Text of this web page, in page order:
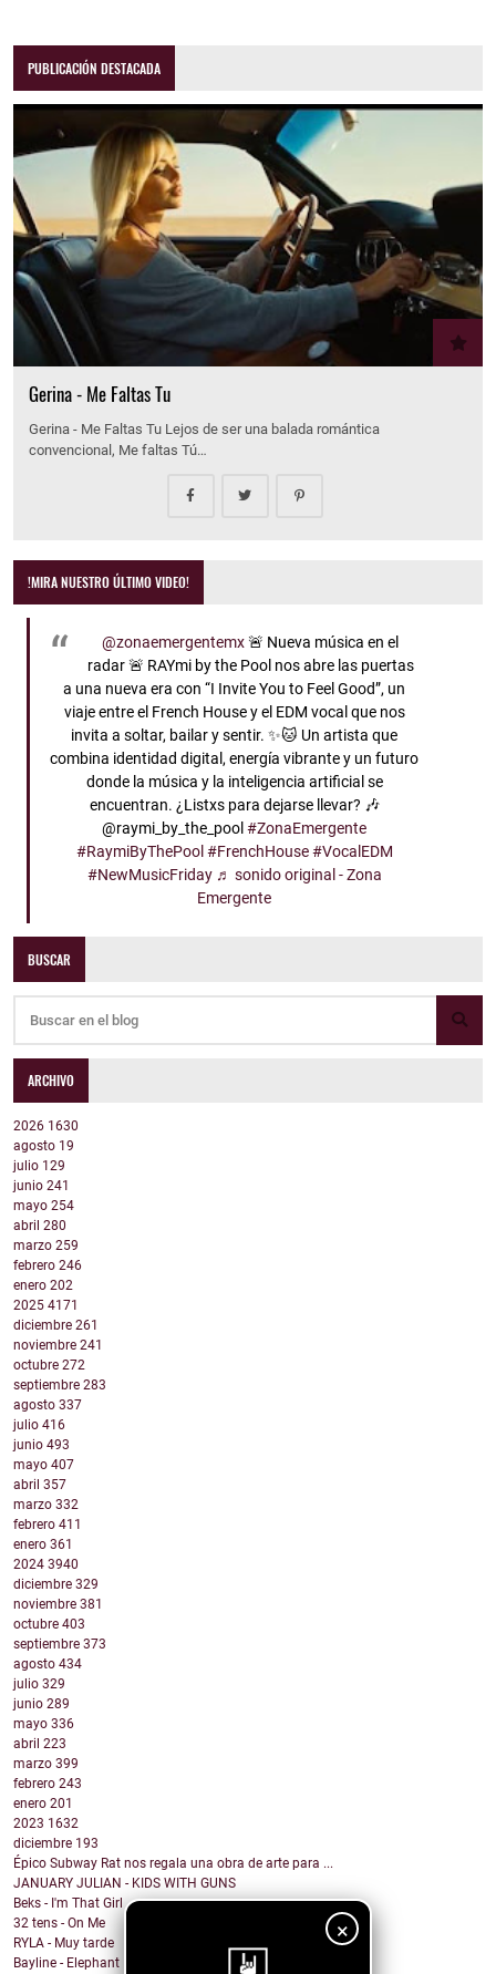
×
PUBLICACIÓN DESTACADA
Gerina - Me Faltas Tu
Gerina - Me Faltas Tu Lejos de ser una balada romántica
convencional, Me faltas Tú…
!MIRA NUESTRO ÚLTIMO VIDEO!
@zonaemergentemx🚨 Nueva música en el
radar 🚨 RAYmi by the Pool nos abre las puertas
a una nueva era con “I Invite You to Feel Good”, un
viaje entre el French House y el EDM vocal que nos
invita a soltar, bailar y sentir. ✨🐱 Un artista que
combina identidad digital, energía vibrante y un futuro
donde la música y la inteligencia artificial se
encuentran. ¿Listxs para dejarse llevar? 🎶
@raymi_by_the_pool#ZonaEmergente
#RaymiByThePool #FrenchHouse #VocalEDM
#NewMusicFriday ♬ sonido original - Zona
Emergente
BUSCAR
ARCHIVO
2026 1630
agosto 19
julio 129
junio 241
mayo 254
abril 280
marzo 259
febrero 246
enero 202
2025 4171
diciembre 261
noviembre 241
octubre 272
septiembre 283
agosto 337
julio 416
junio 493
mayo 407
abril 357
marzo 332
febrero 411
enero 361
2024 3940
diciembre 329
noviembre 381
octubre 403
septiembre 373
agosto 434
julio 329
junio 289
mayo 336
abril 223
marzo 399
febrero 243
enero 201
2023 1632
diciembre 193
Épico Subway Rat nos regala una obra de arte para ...
JANUARY JULIAN - KIDS WITH GUNS
Beks - I'm That Girl
32 tens - On Me
RYLA - Muy tarde
Bayline - Elephant